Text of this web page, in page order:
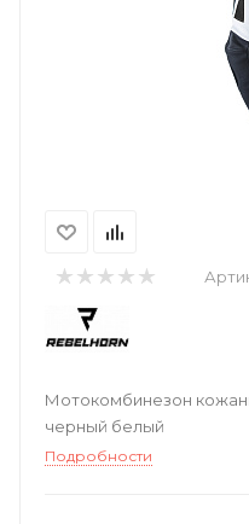
Мотокомбинезон
черный белый
Подробности